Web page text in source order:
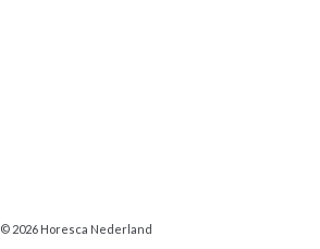
© 2026 Horesca Nederland